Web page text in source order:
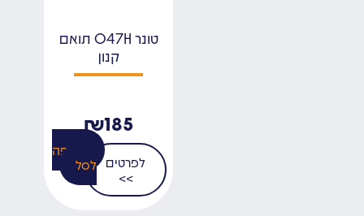
טונר 047H תואם
קנון
₪185
לפרטים
>>
הוספה
לסל